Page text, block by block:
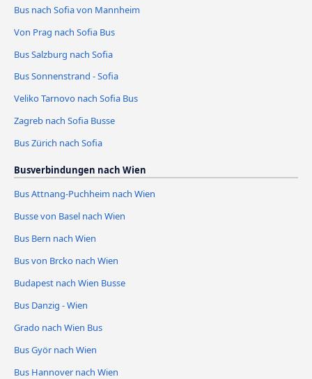
Bus nach Sofia von Mannheim
Von Prag nach Sofia Bus
Bus Salzburg nach Sofia
Bus Sonnenstrand - Sofia
Veliko Tarnovo nach Sofia Bus
Zagreb nach Sofia Busse
Bus Zürich nach Sofia
Busverbindungen nach Wien
Bus Attnang-Puchheim nach Wien
Busse von Basel nach Wien
Bus Bern nach Wien
Bus von Brcko nach Wien
Budapest nach Wien Busse
Bus Danzig - Wien
Grado nach Wien Bus
Bus Györ nach Wien
Bus Hannover nach Wien